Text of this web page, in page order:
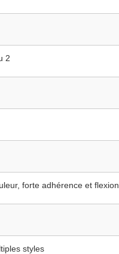
2
forte adhérence et flexion
styles